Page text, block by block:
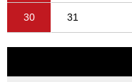
30 31